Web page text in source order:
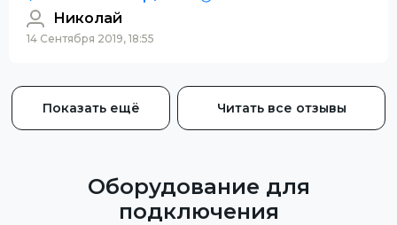
Николай
14 Сентября 2019, 18:55
Показать ещё Читать все отзывы
Оборудование для
подключения